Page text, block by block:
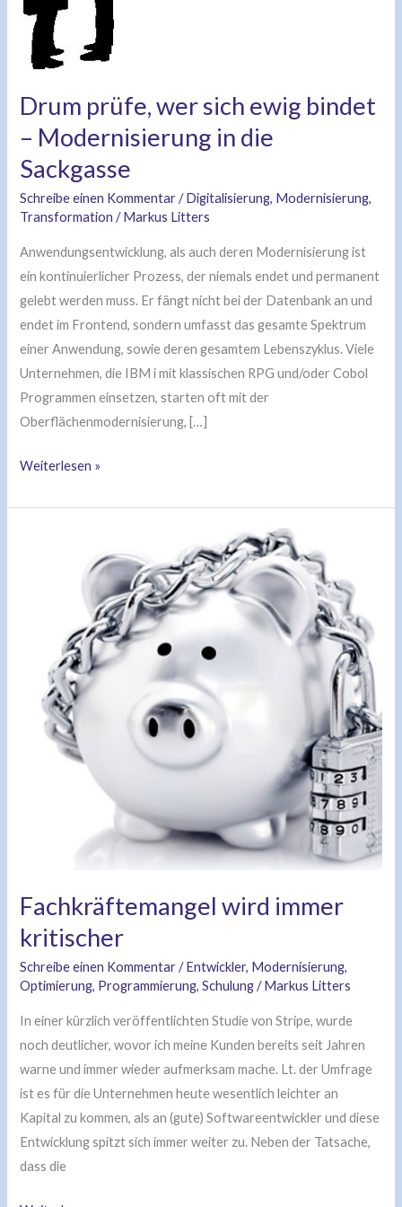
Drum prüfe, wer sich ewig bindet
– Modernisierung in die
Sackgasse
Schreibe einen Kommentar /Digitalisierung, Modernisierung,
Transformation /Markus Litters
Anwendungsentwicklung, als auch deren Modernisierung ist
ein kontinuierlicher Prozess, der niemals endet und permanent
gelebt werden muss. Er fängt nicht bei der Datenbank an und
endet im Frontend, sondern umfasst das gesamte Spektrum
einer Anwendung, sowie deren gesamtem Lebenszyklus. Viele
Unternehmen, die IBM i mit klassischen RPG und/oder Cobol
Programmen einsetzen, starten oft mit der
Oberflächenmodernisierung, […]
–
Modernisierung
Sackgasse
Weiterlesen »
Fachkräftemangel wird immer
kritischer
Schreibe einen Kommentar /Entwickler, Modernisierung,
Optimierung, Programmierung,Schulung/Markus Litters
In einer kürzlich veröffentlichten Studie von Stripe, wurde
noch deutlicher, wovor ich meine Kunden bereits seit Jahren
warne und immer wieder aufmerksam mache. Lt. der Umfrage
ist es für die Unternehmen heute wesentlich leichter an
Kapital zu kommen, als an (gute) Softwareentwickler und diese
Entwicklung spitzt sich immer weiter zu. Neben der Tatsache,
dass die